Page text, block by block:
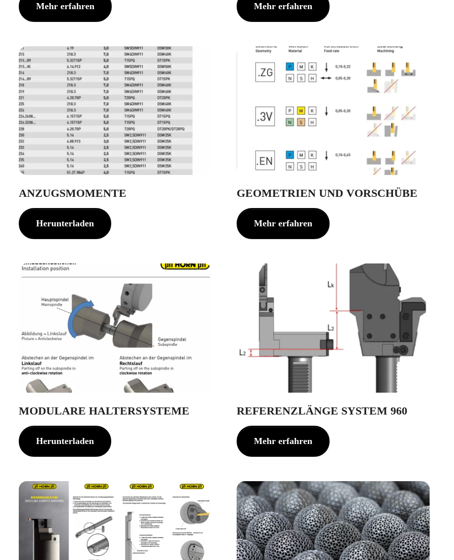
Mehr erfahren Mehr erfahren
ANZUGSMOMENTE
Herunterladen
GEOMETRIEN UND VORSCHÜBE
Mehr erfahren
MODULARE HALTERSYSTEME
Herunterladen
REFERENZLÄNGE SYSTEM 960
Mehr erfahren